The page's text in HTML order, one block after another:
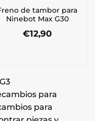
de tambor para
Ninebot Max G30
€12,90
para
para